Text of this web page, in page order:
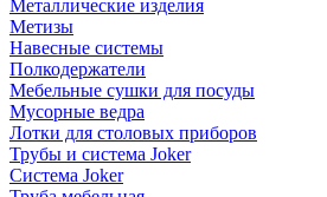
Металлические изделия
Метизы
Навесные системы
Полкодержатели
Мебельные сушки для посуды
Мусорные ведра
Лотки для столовых приборов
Трубы и система Joker
Система Joker